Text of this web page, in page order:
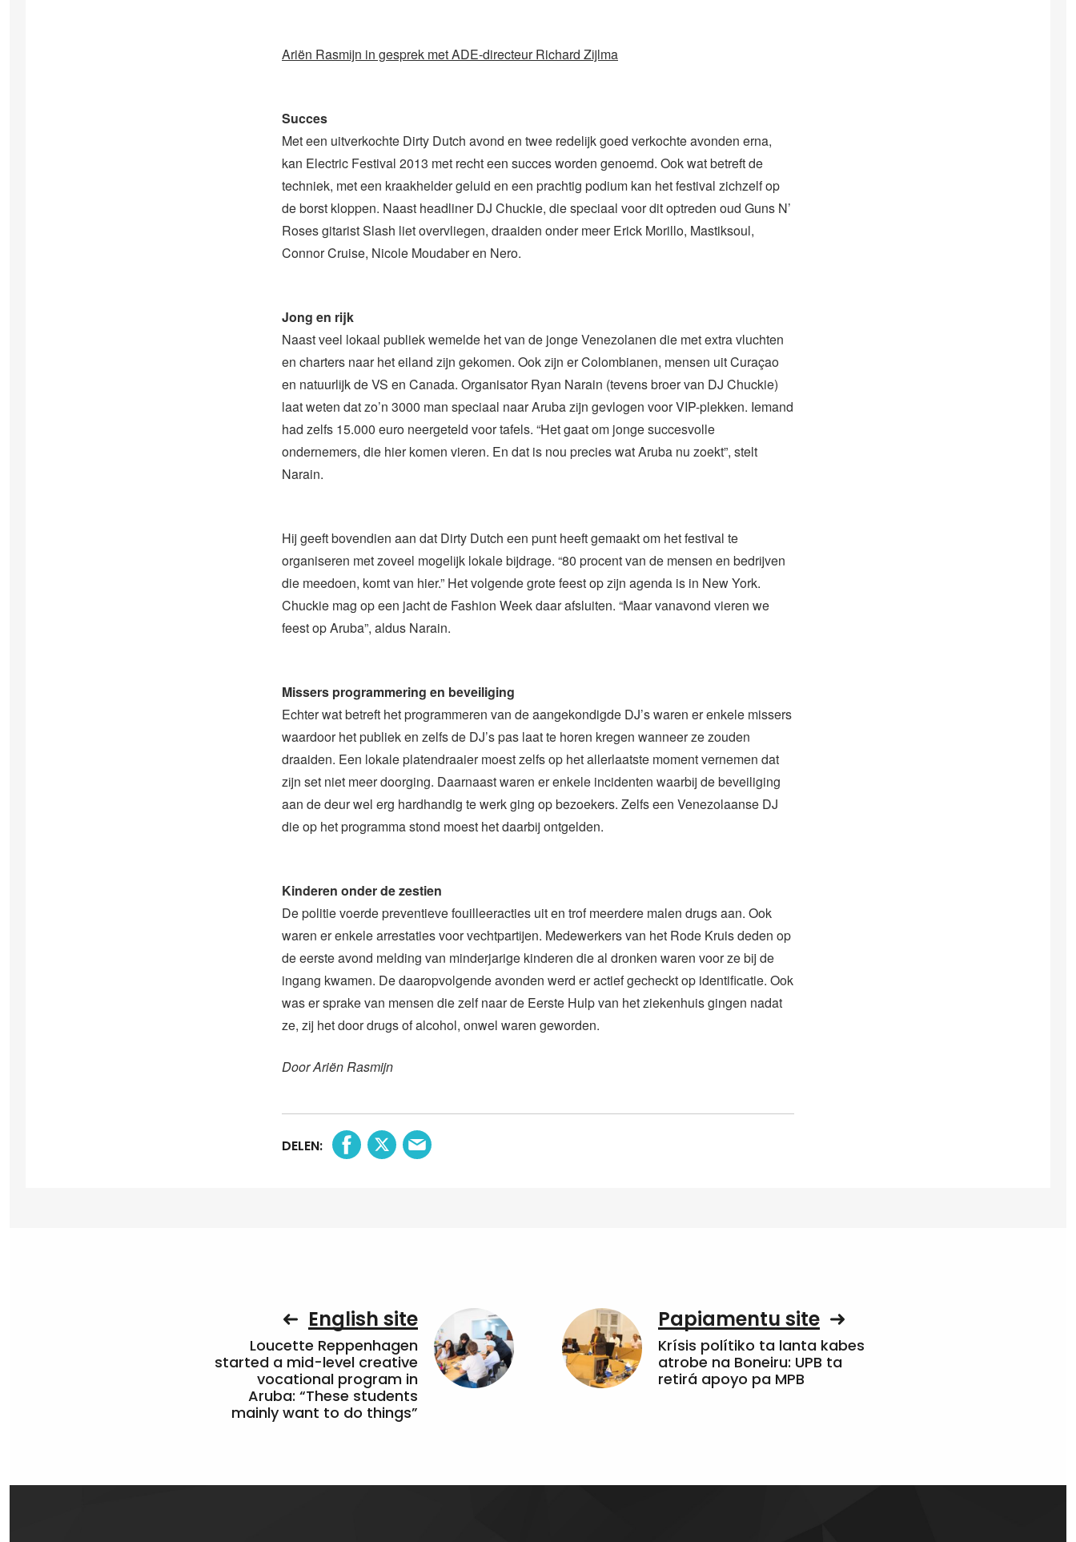
Ariën Rasmijn in gesprek met ADE-directeur Richard Zijlma
Succes
Met een uitverkochte Dirty Dutch avond en twee redelijk goed verkochte avonden erna,
kan Electric Festival 2013 met recht een succes worden genoemd. Ook wat betreft de
techniek, met een kraakhelder geluid en een prachtig podium kan het festival zichzelf op
de borst kloppen. Naast headliner DJ Chuckie, die speciaal voor dit optreden oud Guns N’
Roses gitarist Slash liet overvliegen, draaiden onder meer Erick Morillo, Mastiksoul,
Connor Cruise, Nicole Moudaber en Nero.
Jong en rijk
Naast veel lokaal publiek wemelde het van de jonge Venezolanen die met extra vluchten
en charters naar het eiland zijn gekomen. Ook zijn er Colombianen, mensen uit Curaçao
en natuurlijk de VS en Canada. Organisator Ryan Narain (tevens broer van DJ Chuckie)
laat weten dat zo’n 3000 man speciaal naar Aruba zijn gevlogen voor VIP-plekken. Iemand
had zelfs 15.000 euro neergeteld voor tafels. “Het gaat om jonge succesvolle
ondernemers, die hier komen vieren. En dat is nou precies wat Aruba nu zoekt”, stelt
Narain.
Hij geeft bovendien aan dat Dirty Dutch een punt heeft gemaakt om het festival te
organiseren met zoveel mogelijk lokale bijdrage. “80 procent van de mensen en bedrijven
die meedoen, komt van hier.” Het volgende grote feest op zijn agenda is in New York.
Chuckie mag op een jacht de Fashion Week daar afsluiten. “Maar vanavond vieren we
feest op Aruba”, aldus Narain.
Missers programmering en beveiliging
Echter wat betreft het programmeren van de aangekondigde DJ’s waren er enkele missers
waardoor het publiek en zelfs de DJ’s pas laat te horen kregen wanneer ze zouden
draaiden. Een lokale platendraaier moest zelfs op het allerlaatste moment vernemen dat
zijn set niet meer doorging. Daarnaast waren er enkele incidenten waarbij de beveiliging
aan de deur wel erg hardhandig te werk ging op bezoekers. Zelfs een Venezolaanse DJ
die op het programma stond moest het daarbij ontgelden.
Kinderen onder de zestien
De politie voerde preventieve fouilleeracties uit en trof meerdere malen drugs aan. Ook
waren er enkele arrestaties voor vechtpartijen. Medewerkers van het Rode Kruis deden op
de eerste avond melding van minderjarige kinderen die al dronken waren voor ze bij de
ingang kwamen. De daaropvolgende avonden werd er actief gecheckt op identificatie. Ook
was er sprake van mensen die zelf naar de Eerste Hulp van het ziekenhuis gingen nadat
ze, zij het door drugs of alcohol, onwel waren geworden.
Door Ariën Rasmijn
DELEN:
English site
Loucette Reppenhagen
started a mid-level creative
vocational program in
Aruba: “These students
mainly want to do things”
Papiamentu site
Krísis polítiko ta lanta kabes
atrobe na Boneiru: UPB ta
retirá apoyo pa MPB